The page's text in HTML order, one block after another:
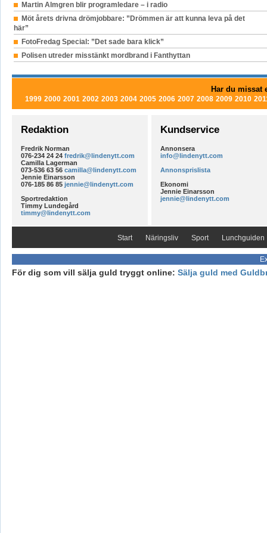
Martin Almgren blir programledare – i radio
Möt årets drivna drömjobbare: ”Drömmen är att kunna leva på det
här”
FotoFredag Special: ”Det sade bara klick”
Polisen utreder misstänkt mordbrand i Fanthyttan
Har du missat
1999 2000 2001 2002 2003 2004 2005 2006 2007 2008 2009 2010
Redaktion
Fredrik Norman
076-234 24 24 fredrik@lindenytt.com
Camilla Lagerman
073-536 63 56 camilla@lindenytt.com
Jennie Einarsson
076-185 86 85 jennie@lindenytt.com
Sportredaktion
Timmy Lundegård
timmy@lindenytt.com
Kundservice
Annonsera
info@lindenytt.com
Annonsprislista
Ekonomi
Jennie Einarsson
jennie@lindenytt.com
Start Näringsliv Sport Lunchguiden
För dig som vill sälja guld tryggt online: Sälja guld med